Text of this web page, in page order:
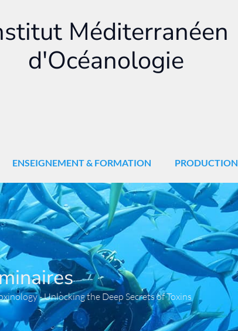
Méditerranéen
d'Océanologie
ENSEIGNEMENT & FORMATION PRODUCTION
- Unlocking the Deep Secrets of Toxins